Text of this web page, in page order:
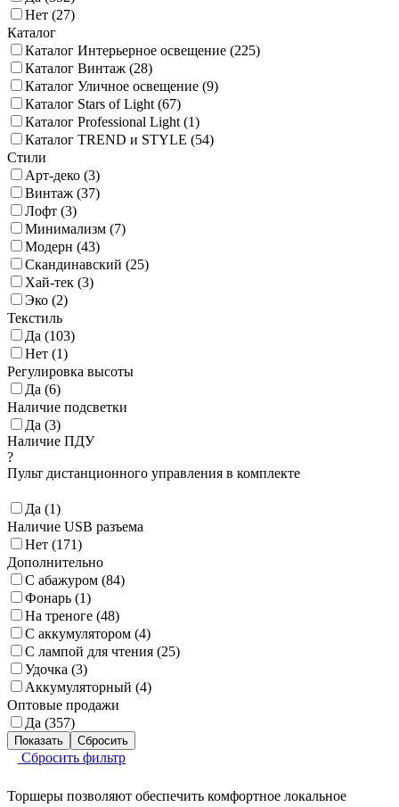
Нет (27)
Каталог
Каталог Интерьерное освещение (225)
Каталог Винтаж (28)
Каталог Уличное освещение (9)
Каталог Stars of Light (67)
Каталог Professional Light (1)
Каталог TREND и STYLE (54)
Стили
Арт-деко (3)
Винтаж (37)
Лофт (3)
Минимализм (7)
Модерн (43)
Скандинавский (25)
Хай-тек (3)
Эко (2)
Текстиль
Да (103)
Нет (1)
Регулировка высоты
Да (6)
Наличие подсветки
Да (3)
Наличие ПДУ
?
Пульт дистанционного управления в комплекте
Да (1)
Наличие USB разъема
Нет (171)
Дополнительно
С абажуром (84)
Фонарь (1)
На треноге (48)
С аккумулятором (4)
С лампой для чтения (25)
Удочка (3)
Аккумуляторный (4)
Оптовые продажи
Да (357)
Сбросить фильтр
Торшеры позволяют обеспечить комфортное локальное